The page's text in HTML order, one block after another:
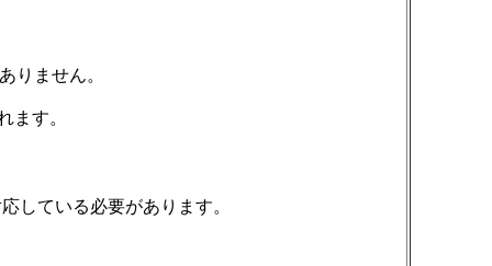
りません。
ます。
している必要があります。